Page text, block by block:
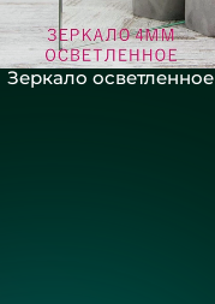
Зеркало осветленное